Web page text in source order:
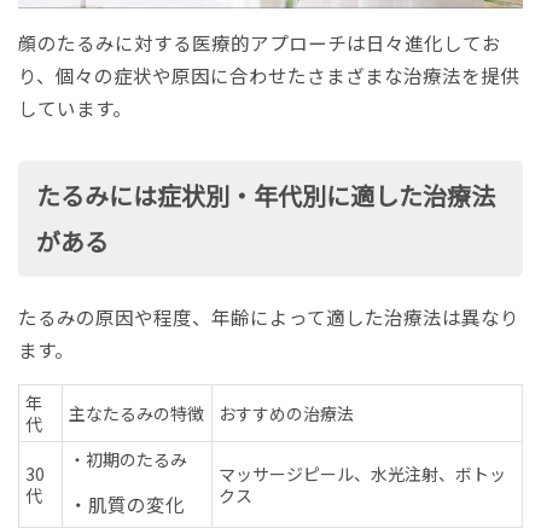
顔のたるみに対する医療的アプローチは日々進化してお
り、個々の症状や原因に合わせたさまざまな治療法を提供
しています。
たるみには症状別・年代別に適した治療法
がある
たるみの原因や程度、年齢によって適した治療法は異なり
ます。
年
代
主なたるみの特徴 おすすめの治療法
30
代
・初期のたるみ
・肌質の変化
マッサージピール、水光注射、ボトッ
クス